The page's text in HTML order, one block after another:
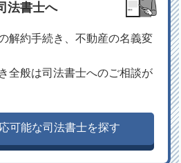
法書士へ
解約手続き、不動産の名義変
全般は司法書士へのご相談が
可能な司法書士を探す